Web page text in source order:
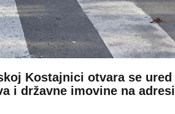
Kostajnici otvara se ured
i državne imovine na adresi